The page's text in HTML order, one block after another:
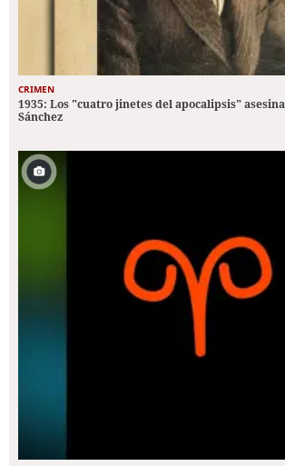
CRIMEN
1935: Los "cuatro jinetes del apocalipsis"
Sánchez